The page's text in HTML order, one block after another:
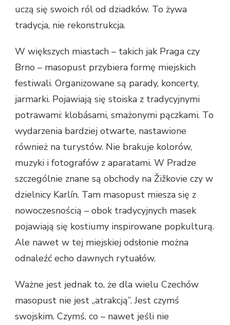
uczą się swoich ról od dziadków. To żywa
tradycja, nie rekonstrukcja.
W większych miastach – takich jak Praga czy
Brno – masopust przybiera formę miejskich
festiwali. Organizowane są parady, koncerty,
jarmarki. Pojawiają się stoiska z tradycyjnymi
potrawami: klobásami, smażonymi pączkami. To
wydarzenia bardziej otwarte, nastawione
również na turystów. Nie brakuje kolorów,
muzyki i fotografów z aparatami. W Pradze
szczególnie znane są obchody na Žižkovie czy w
dzielnicy Karlín. Tam masopust miesza się z
nowoczesnością – obok tradycyjnych masek
pojawiają się kostiumy inspirowane popkulturą.
Ale nawet w tej miejskiej odsłonie można
odnaleźć echo dawnych rytuałów.
Ważne jest jednak to, że dla wielu Czechów
masopust nie jest „atrakcją”. Jest czymś
swojskim. Czymś, co – nawet jeśli nie